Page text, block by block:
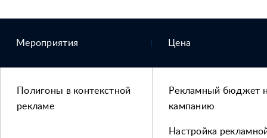
Мероприятия Цена
Полигоны в контекстной
рекламе
Рекламный бюджет
кампанию
Настройка